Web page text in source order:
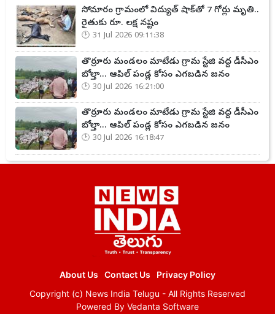
సోమారం గ్రామంలో విద్యుత్ షాక్‌తో 7 గోర్లు మృతి..
రైతుకు రూ. లక్ష నష్టం
31 Jul 2026 09:11:38
తొర్రూరు మండలం మాటేడు గ్రామ స్టేజి వద్ద డీసీఎం
బోల్తా... ఆపిల్ పండ్ల కోసం ఎగబడిన జనం
30 Jul 2026 16:21:00
తొర్రూరు మండలం మాటేడు గ్రామ స్టేజి వద్ద డీసీఎం
బోల్తా... ఆపిల్ పండ్ల కోసం ఎగబడిన జనం
30 Jul 2026 16:18:47
About Us Contact Us
Privacy Policy
Copyright (c) News India Telugu - All Rights Reserved
Powered By Vedanta Software